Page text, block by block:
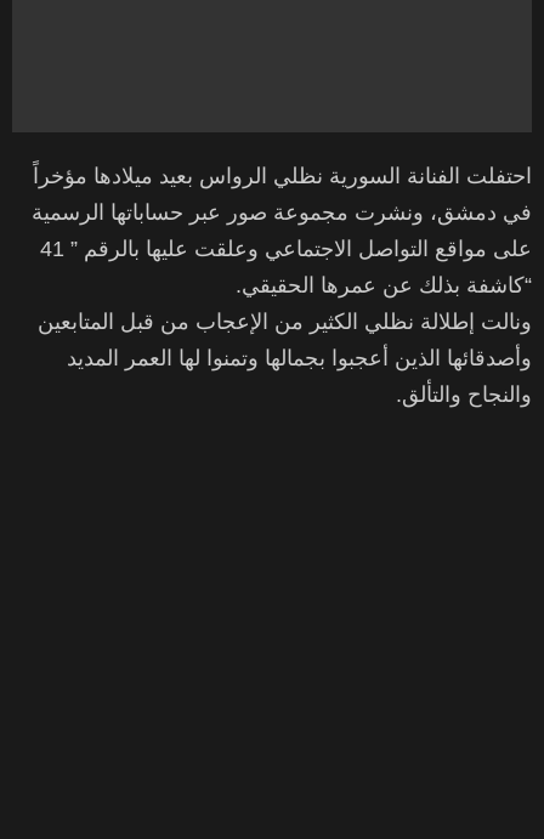
احتفلت الفنانة السورية نظلي الرواس بعيد ميلادها مؤخراً
في دمشق، ونشرت مجموعة صور عبر حساباتها الرسمية
على مواقع التواصل الاجتماعي وعلقت عليها بالرقم ” 41
“كاشفة بذلك عن عمرها الحقيقي.
ونالت إطلالة نظلي الكثير من الإعجاب من قبل المتابعين
وأصدقائها الذين أعجبوا بجمالها وتمنوا لها العمر المديد
والنجاح والتألق.